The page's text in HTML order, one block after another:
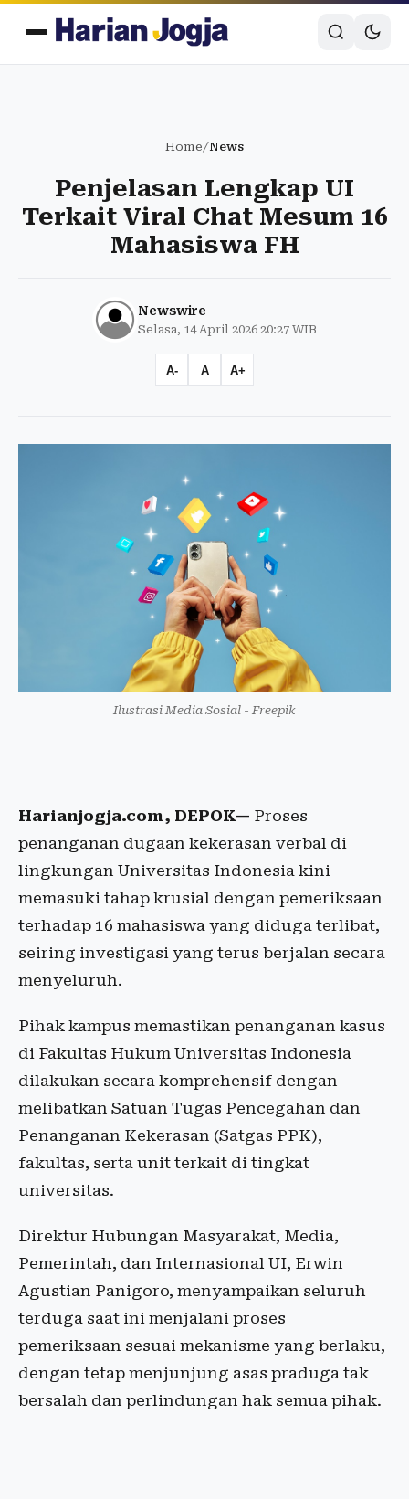
Home/News
Penjelasan Lengkap UI
Terkait Viral Chat Mesum 16
Mahasiswa FH
Newswire
Selasa, 14 April 2026 20:27 WIB
A- A A+
Ilustrasi Media Sosial - Freepik
Harianjogja.com, DEPOK— Proses
penanganan dugaan kekerasan verbal di
lingkungan Universitas Indonesia kini
memasuki tahap krusial dengan pemeriksaan
terhadap 16 mahasiswa yang diduga terlibat,
seiring investigasi yang terus berjalan secara
menyeluruh.
Pihak kampus memastikan penanganan kasus
di Fakultas Hukum Universitas Indonesia
dilakukan secara komprehensif dengan
melibatkan Satuan Tugas Pencegahan dan
Penanganan Kekerasan (Satgas PPK),
fakultas, serta unit terkait di tingkat
universitas.
Direktur Hubungan Masyarakat, Media,
Pemerintah, dan Internasional UI, Erwin
Agustian Panigoro, menyampaikan seluruh
terduga saat ini menjalani proses
pemeriksaan sesuai mekanisme yang berlaku,
dengan tetap menjunjung asas praduga tak
bersalah dan perlindungan hak semua pihak.